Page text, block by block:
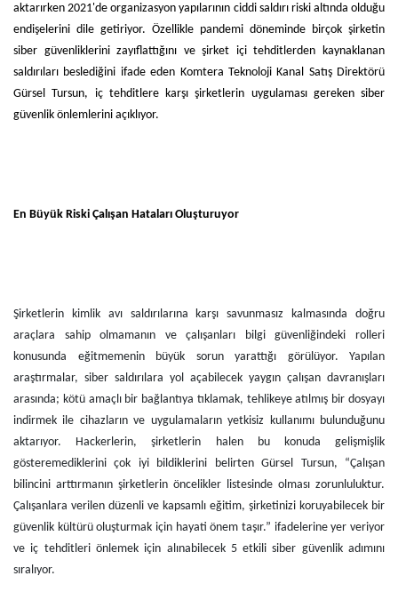
aktarırken 2021'de organizasyon yapılarının ciddi saldırı riski altında olduğu
endişelerini dile getiriyor. Özellikle pandemi döneminde birçok şirketin
siber güvenliklerini zayıflattığını ve şirket içi tehditlerden kaynaklanan
saldırıları beslediğini ifade eden Komtera Teknoloji Kanal Satış Direktörü
Gürsel Tursun, iç tehditlere karşı şirketlerin uygulaması gereken siber
güvenlik önlemlerini açıklıyor.
En Büyük Riski Çalışan Hataları Oluşturuyor
Şirketlerin kimlik avı saldırılarına karşı savunmasız kalmasında doğru
araçlara sahip olmamanın ve çalışanları bilgi güvenliğindeki rolleri
konusunda eğitmemenin büyük sorun yarattığı görülüyor. Yapılan
araştırmalar, siber saldırılara yol açabilecek yaygın çalışan davranışları
arasında; kötü amaçlı bir bağlantıya tıklamak, tehlikeye atılmış bir dosyayı
indirmek ile cihazların ve uygulamaların yetkisiz kullanımı bulunduğunu
aktarıyor. Hackerlerin, şirketlerin halen bu konuda gelişmişlik
gösteremediklerini çok iyi bildiklerini belirten Gürsel Tursun, “Çalışan
bilincini arttırmanın şirketlerin öncelikler listesinde olması zorunluluktur.
Çalışanlara verilen düzenli ve kapsamlı eğitim, şirketinizi koruyabilecek bir
güvenlik kültürü oluşturmak için hayati önem taşır.” ifadelerine yer veriyor
ve iç tehditleri önlemek için alınabilecek 5 etkili siber güvenlik adımını
sıralıyor.